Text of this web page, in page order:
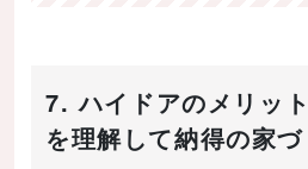
7. ハイドアのメリッ
を理解して納得の家